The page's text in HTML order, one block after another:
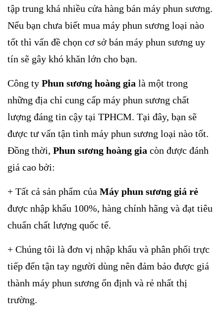
tập trung khá nhiều cửa hàng bán máy phun sương.
Nếu bạn chưa biết mua máy phun sương loại nào
tốt thì vấn đề chọn cơ sở bán máy phun sương uy
tín sẽ gây khó khăn lớn cho bạn.
Công ty Phun sương hoàng gia là một trong
những địa chỉ cung cấp máy phun sương chất
lượng đáng tin cậy tại TPHCM. Tại đây, bạn sẽ
được tư vấn tận tình máy phun sương loại nào tốt.
Đồng thời, Phun sương hoàng gia còn được đánh
giá cao bởi:
+ Tất cả sản phẩm của Máy phun sương giá rẻ
được nhập khẩu 100%, hàng chính hãng và đạt tiêu
chuẩn chất lượng quốc tế.
+ Chúng tôi là đơn vị nhập khẩu và phân phối trực
tiếp đến tận tay người dùng nên đảm bảo được giá
thành máy phun sương ổn định và rẻ nhất thị
trường.